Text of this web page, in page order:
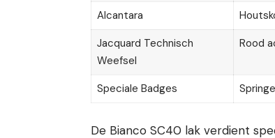
Alcantara
Jacquard Technisch
Weefsel
Rood
Speciale Badges
De Bianco SC40 lak verdient